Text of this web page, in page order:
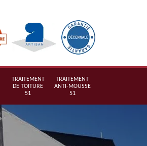
TRAITEMENT
DE TOITURE
51
TRAITEMENT
ANTI-MOUSSE
51